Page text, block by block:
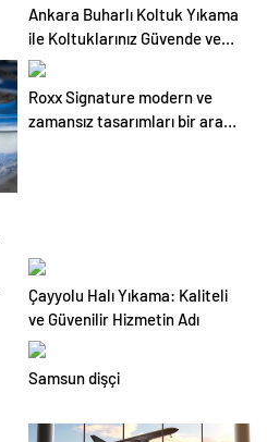
Ankara Buharlı Koltuk Yıkama
ile Koltuklarınız Güvende ve
Temiz Kalıyor
Roxx Signature modern ve
zamansız tasarımları bir araya
Çayyolu Halı Yıkama: Kaliteli
ve Güvenilir Hizmetin Adı
Samsun dişçi